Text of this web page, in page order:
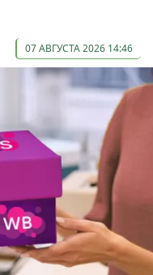
07 АВГУСТА 2026 14:46